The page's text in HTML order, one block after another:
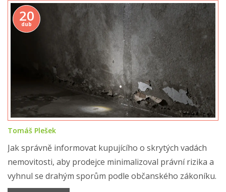
20
dub
Tomáš Plešek
Jak správně informovat kupujícího o skrytých vadách
nemovitosti, aby prodejce minimalizoval právní rizika a
vyhnul se drahým sporům podle občanského zákoníku.